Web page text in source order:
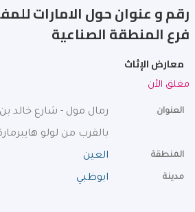
رقم و عنوان حول الامارات
فرع المنطقة الصناعية
معارض الإثاث
مغلق الأن
العنوان
رمال مول - شارع خالد
بالقرب من لولو
المنطقة العين
مدينة ابوظبي